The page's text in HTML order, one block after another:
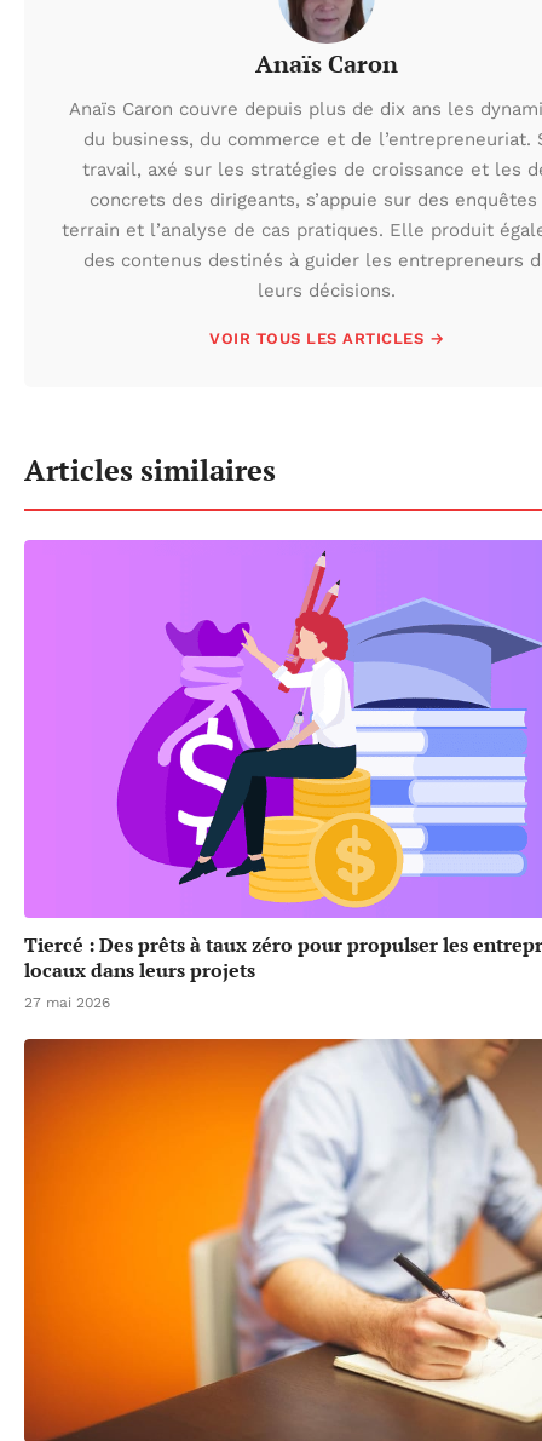
Anaïs Caron
Anaïs Caron couvre depuis plus de dix ans les
du business, du commerce et de l’entrepreneuriat.
travail, axé sur les stratégies de croissance et les
concrets des dirigeants, s’appuie sur des enquêtes
terrain et l’analyse de cas pratiques. Elle produit
des contenus destinés à guider les entrepreneurs
leurs décisions.
VOIR TOUS LES ARTICLES →
Articles similaires
Tiercé : Des prêts à taux zéro pour propulser les
locaux dans leurs projets
27 mai 2026